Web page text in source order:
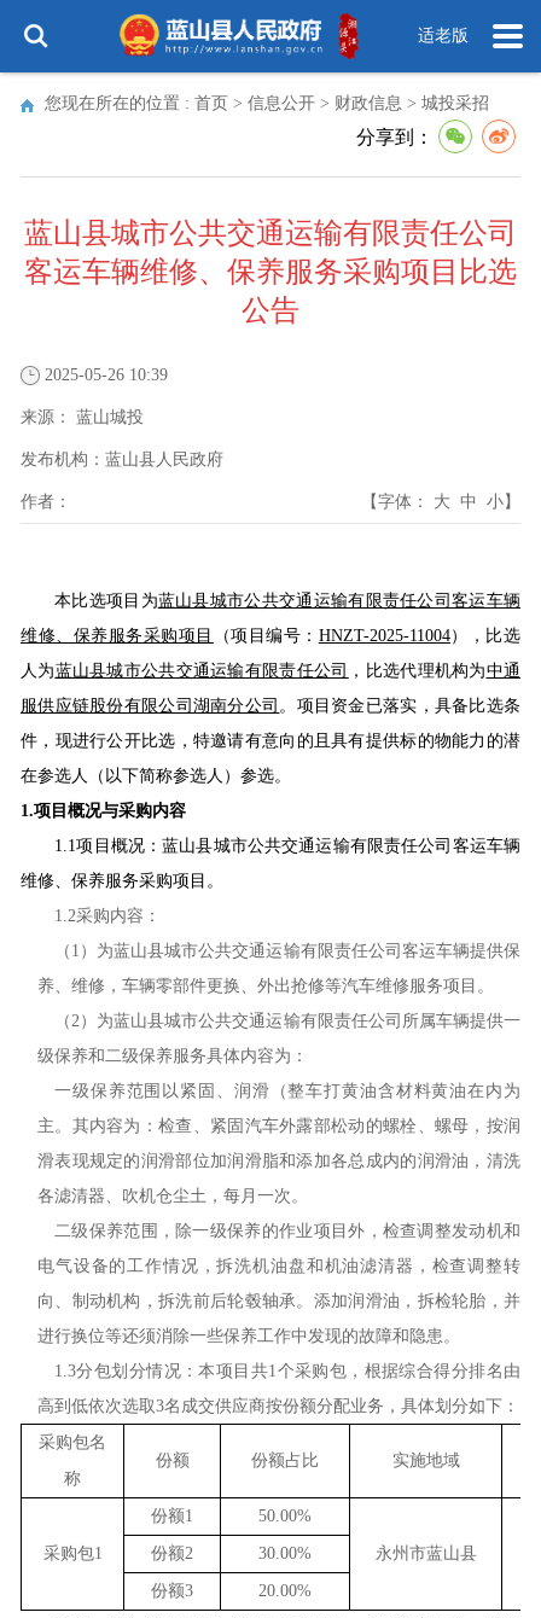
适老版
您现在所在的位置 : 首页 > 信息公开 > 财政信息 > 城投采招
分享到：
蓝山县城市公共交通运输有限责任公司
客运车辆维修、保养服务采购项目比选
公告
2025-05-26 10:39
来源： 蓝山城投
发布机构： 蓝山县人民政府
作者： 【字体： 大 中 小】
本比选项目为蓝山县城市公共交通运输有限责任公司客运车辆
维修、保养服务采购项目
（项目编号： HNZT-2025-11004），比选
人为蓝山县城市公共交通运输有限责任公司 ，比选代理机构为中通
服供应链股份有限公司湖南分公司 。项目资金已落实，具备比选条
件，现进行公开比选，特邀请有意向的且具有提供标的物能力的潜
在参选人（以下简称参选人）参选。
1.项目概况与采购内容
1.1项目概况：蓝山县城市公共交通运输有限责任公司客运车辆
维修、保养服务采购项目 。
1.2采购内容：
（ 1）为蓝山县城市公共交通运输有限责任公司客运车辆提供保
养、维修，车辆零部件更换、外出抢修等汽车维修服务项目。
（2）为蓝山县城市公共交通运输有限责任公司所属车辆提供一
级保养和二级保养服务具体内容为：
一级保养范围以紧固、润滑（整车打黄油含材料黄油在内为
主。其内容为：检查、紧固汽车外露部松动的螺栓、螺母，按润
滑表现规定的润滑部位加润滑脂和添加各总成内的润滑油，清洗
各滤清器、吹机仓尘土，每月一次。
二级保养范围，除一级保养的作业项目外，检查调整发动机和
电气设备的工作情况，拆洗机油盘和机油滤清器，检查调整转
向、制动机构，拆洗前后轮毂轴承。添加润滑油，拆检轮胎，并
进行换位等还须消除一些保养工作中发现的故障和隐患。
1.3分包划分情况：本项目 共1个采购包，根据综合得分排名由
高到低依次选取3名成交供应商按份额分配业务 ，具体划分如下 ：
采购包名
称
份额 份额占比 实施地域
采购包1
份额1 50.00%
永州市蓝山县
份额2 30.00%
份额3 20.00%